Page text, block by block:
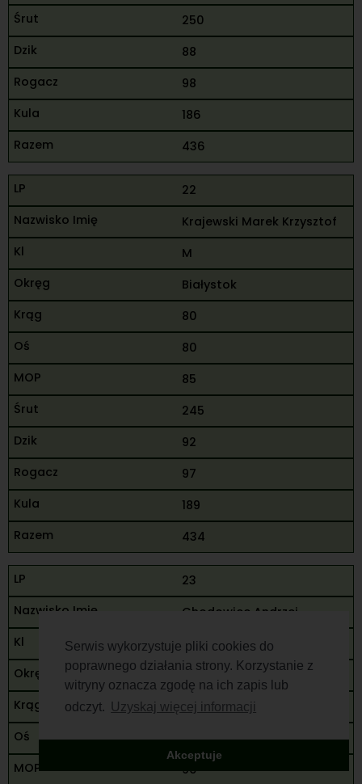
Serwis wykorzystuje pliki cookies do
poprawnego działania strony. Korzystanie z
witryny oznacza zgodę na ich zapis lub
odczyt.
Uzyskaj więcej informacji
Akceptuje
250
88
98
186
436
22
Krajewski Marek Krzysztof
M
Białystok
80
80
85
245
92
97
189
434
23
Chodowiec Andrzej
M
Siedlce
65
90
90